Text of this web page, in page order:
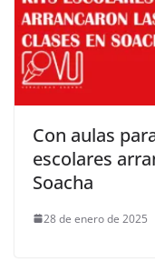
Con aulas
escolares
Soacha
28 de enero de 2025